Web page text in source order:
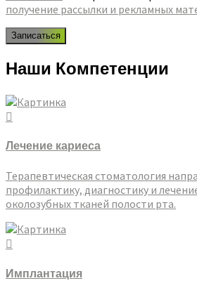
получение рассылки и рекламных
Наши Компетенции
Лечение кариеса
Терапевтическая стоматология
профилактику, диагностику и
околозубных тканей полости рта.
Имплантация